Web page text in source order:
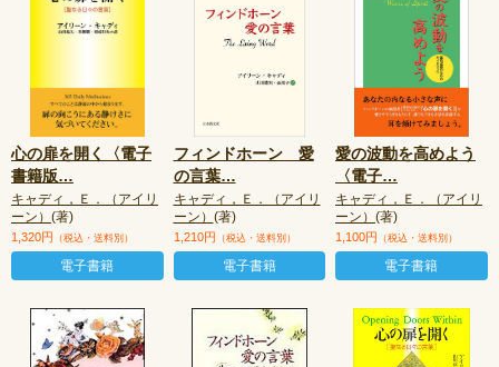
心の扉を開く〈電子
書籍版…
キャディ，Ｅ．（アイリ
ーン） (著)
1,320円 （税込・送料別）
電子書籍
フィンドホーン 愛
の言葉…
キャディ，Ｅ．（アイリ
ーン） (著)
1,210円 （税込・送料別）
電子書籍
愛の波動を高めよう
〈電子…
キャディ，Ｅ．（アイリ
ーン） (著)
1,100円 （税込・送料別）
電子書籍